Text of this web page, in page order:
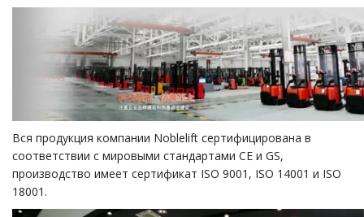
Вся продукция компании Noblelift сертифицирована в
соответствии с мировыми стандартами CE и GS,
производство имеет сертификат ISO 9001, ISO 14001 и ISO
18001.